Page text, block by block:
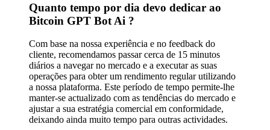
Quanto tempo por dia devo dedicar ao
Bitcoin GPT Bot Ai ?
Com base na nossa experiência e no feedback do
cliente, recomendamos passar cerca de 15 minutos
diários a navegar no mercado e a executar as suas
operações para obter um rendimento regular utilizando
a nossa plataforma. Este período de tempo permite-lhe
manter-se actualizado com as tendências do mercado e
ajustar a sua estratégia comercial em conformidade,
deixando ainda muito tempo para outras actividades.